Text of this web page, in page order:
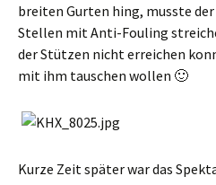
breiten Gurten hing, musste
Stellen mit Anti-Fouling
der Stützen nicht erreichen
mit ihm tauschen wollen 🙂
Kurze Zeit später war das